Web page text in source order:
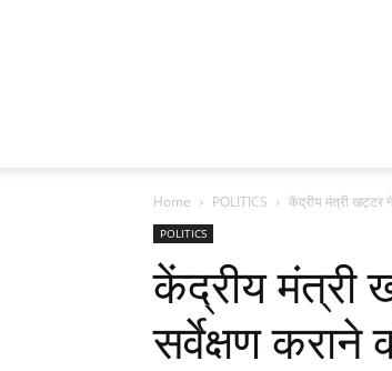
Home POLITICS केंद्रीय मंत्री खट्टर ने
POLITICS
केंद्रीय मंत्री
सर्वेक्षण कराने